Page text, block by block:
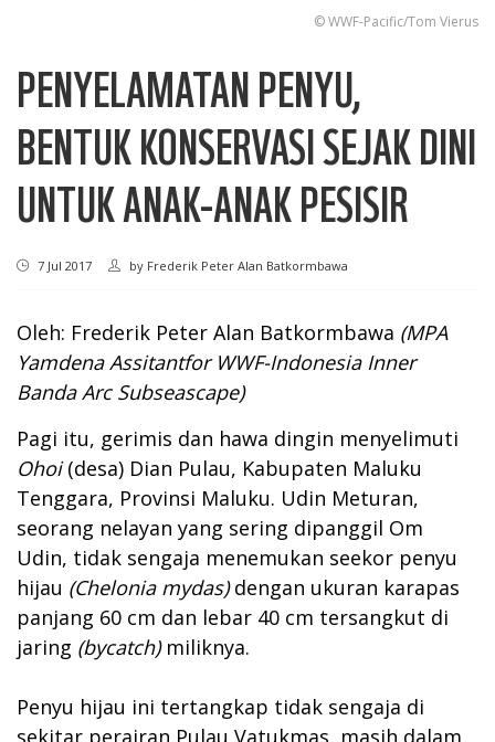
© WWF-Pacific/Tom Vierus
PENYELAMATAN PENYU,
BENTUK KONSERVASI SEJAK DINI
UNTUK ANAK-ANAK PESISIR
7 Jul 2017 by Frederik Peter Alan Batkormbawa
Oleh: Frederik Peter Alan Batkormbawa (MPA
Yamdena Assitantfor WWF-Indonesia Inner
Banda Arc Subseascape)
Pagi itu, gerimis dan hawa dingin menyelimuti
Ohoi(desa) Dian Pulau, Kabupaten Maluku
Tenggara, Provinsi Maluku. Udin Meturan,
seorang nelayan yang sering dipanggil Om
Udin, tidak sengaja menemukan seekor penyu
hijau (Chelonia mydas)dengan ukuran karapas
panjang 60 cm dan lebar 40 cm tersangkut di
jaring (bycatch) miliknya.
Penyu hijau ini tertangkap tidak sengaja di
sekitar perairan Pulau Vatukmas, masih dalam